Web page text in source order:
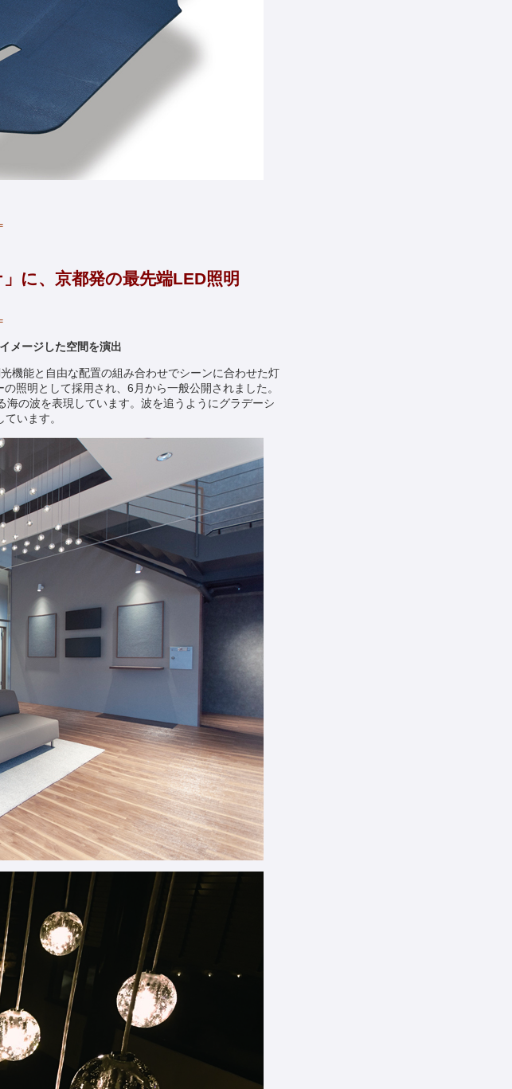
に、京都発の最先端LED照明
メージした空間を演出
機能と自由な配置の組み合わせでシーンに合わせた灯
照明として採用され、6月から一般公開されました。
の波を表現しています。波を追うようにグラデーシ
います。